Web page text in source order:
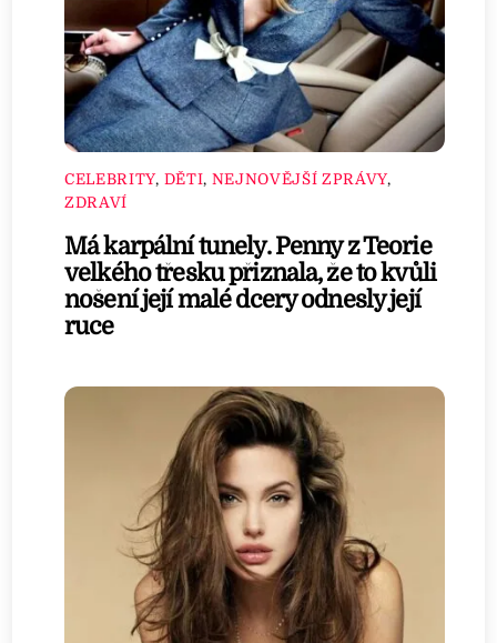
CELEBRITY, DĚTI, NEJNOVĚJŠÍ ZPRÁVY,
ZDRAVÍ
Má karpální tunely. Penny z Teorie
velkého třesku přiznala, že to kvůli
nošení její malé dcery odnesly její
ruce